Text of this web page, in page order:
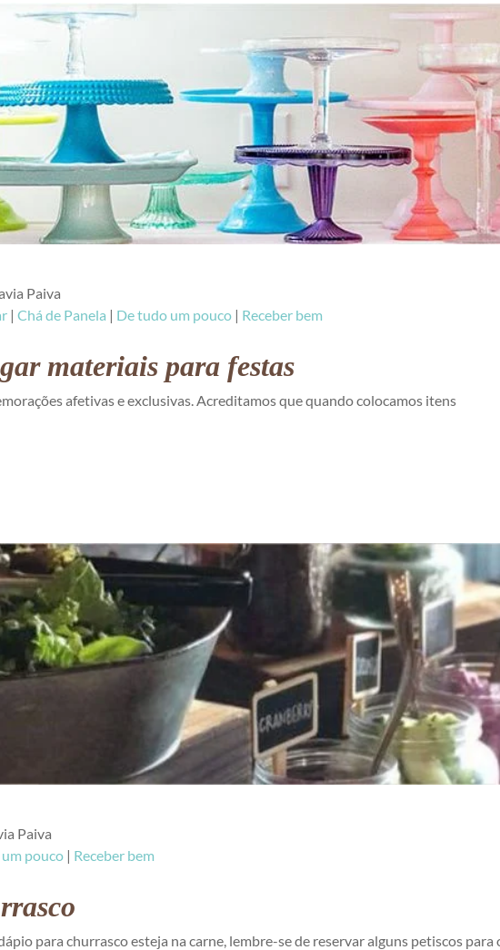
Paiva
| Chá de Panela | De tudo um pouco | Receber bem
materiais para festas
afetivas e exclusivas. Acreditamos que quando colocamos itens
Paiva
pouco | Receber bem
para churrasco esteja na carne, lembre-se de reservar alguns petiscos para